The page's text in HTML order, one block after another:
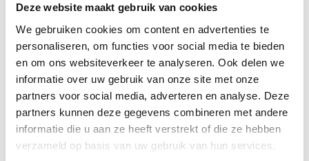
Deze website maakt gebruik van cookies
We gebruiken cookies om content en advertenties te
personaliseren, om functies voor social media te bieden
en om ons websiteverkeer te analyseren. Ook delen we
informatie over uw gebruik van onze site met onze
partners voor social media, adverteren en analyse. Deze
partners kunnen deze gegevens combineren met andere
informatie die u aan ze heeft verstrekt of die ze hebben
verzameld op basis van uw gebruik van hun services.